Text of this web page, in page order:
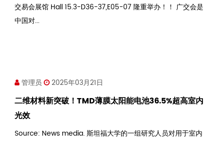
交易会展馆 Hall 15.3-D36-37,E05-07 隆重举办！！ 广交会是
中国对...
管理员 2025年03月21日
二维材料新突破！TMD薄膜太阳能电池36.5%超高室内
光效
Source: News media. 斯坦福大学的一组研究人员对用于室内